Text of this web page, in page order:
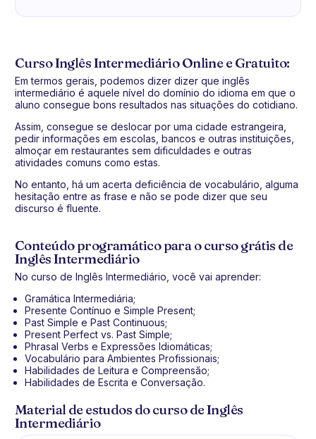
Curso Inglês Intermediário Online e Gratuito:
Em termos gerais, podemos dizer dizer que inglês
intermediário é aquele nível do domínio do idioma em que o
aluno consegue bons resultados nas situações do cotidiano.
Assim, consegue se deslocar por uma cidade estrangeira,
pedir informações em escolas, bancos e outras instituições,
almoçar em restaurantes sem dificuldades e outras
atividades comuns como estas.
No entanto, há um acerta deficiência de vocabulário, alguma
hesitação entre as frase e não se pode dizer que seu
discurso é fluente.
Conteúdo programático para o curso grátis de
Inglês Intermediário
No curso de Inglês Intermediário, você vai aprender:
Gramática Intermediária;
Presente Contínuo e Simple Present;
Past Simple e Past Continuous;
Present Perfect vs. Past Simple;
Phrasal Verbs e Expressões Idiomáticas;
Vocabulário para Ambientes Profissionais;
Habilidades de Leitura e Compreensão;
Habilidades de Escrita e Conversação.
Material de estudos do curso de Inglês
Intermediário